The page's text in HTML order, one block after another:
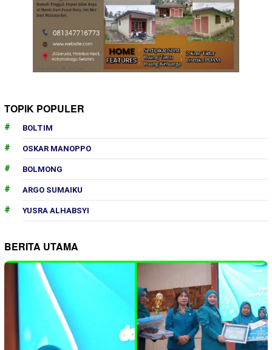
TOPIK POPULER
BOLTIM
OSKAR MANOPPO
BOLMONG
ARGO SUMAIKU
YUSRA ALHABSYI
BERITA UTAMA